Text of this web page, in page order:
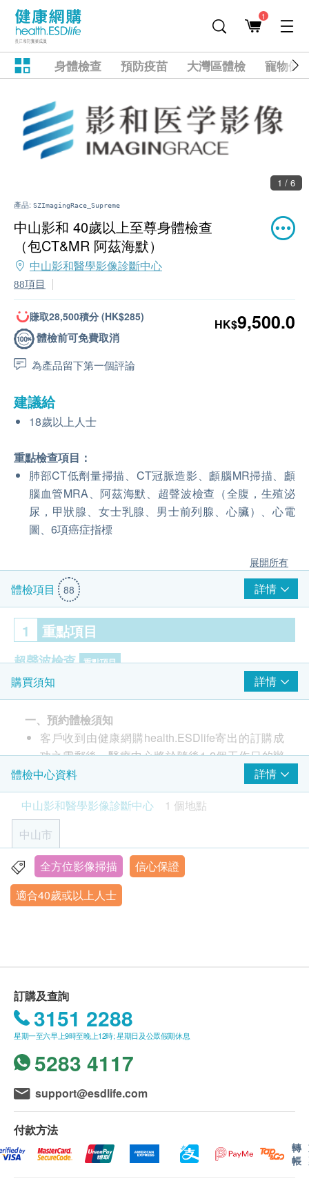
1
身體檢查 預防疫苗 大灣區體檢 寵物健
1 / 6
產品: SZImagingRace_Supreme
中山影和 40歲以上至尊身體檢查
（包CT&MR 阿茲海默）
中山影和醫學影像診斷中心
88項目
賺取28,500積分 (HK$285)
體檢前可免費取消
為產品留下第一個評論
HK$9,500.0
建議給
18歲以上人士
重點檢查項目：
肺部CT低劑量掃描、CT冠脈造影、顱腦MR掃描、顱
腦血管MRA、阿茲海默、超聲波檢查（全腹，生殖泌
尿，甲狀腺、女士乳腺、男士前列腺、心臟）、心電
圖、6項癌症指標
展開所有
體檢項目 88 詳情
1 重點項目
超聲波檢查 重點項目
甲狀腺超聲波
肝臟超聲波
膽臟超聲波
脾臟超聲波
胰臟超聲波
乳腺（雙側）超聲波 - 只限女士
盆腔 (子宮, 卵巢及膀胱) 超聲波 - 只限女士
泌尿系統（雙腎、輸尿管、膀胱、前列腺）超聲波- 只
限男士
頸動脈超聲波
心臟超聲波
血清鐵蛋白
總前列腺癌抗原 (只限男士)
游離前列腺癌抗原 (只限男士)
癌抗原 15.3 (乳房) - 只限女士
心臟檢查 重點項目
十二導聯心電圖
心腦血管疾病 重點項目
購買須知 詳情
一、預約體檢須知
客戶收到由健康網購health.ESDlife寄出的訂購成
功之電郵後，醫療中心將於隨後1-2個工作日的辦
公時間內，致電客戶預約身體檢查的時間及地點。
客戶亦可至少提前3個工作日聯絡醫療中心進行預
約（微信/WhatsApp：+852 92974697）。
客戶至現場後，醫療中心工作人員會核對客戶的姓
名、出生年月日、手機號及健康網購
health.ESDlife訂購成功之電郵。
訂單如需改期，請至少提前3個工作日聯絡醫療中
心（微信/WhatsApp：+852 92974697）。
中心可安排醫護人員陪同提供翻譯服務。
如果商戶頁面與體檢計劃頁面的繁體中文、簡體中
文、英文三個版本有任何抵觸或不相符之處，應以
簡體中文版本為準。
二、體檢報告領取和講解
擇以下途徑查看體檢報告：
1. 體檢報告完成後，醫療中心會發送提醒訊息提醒
客戶查看報告 。
2. 預留郵寄地址，醫療中心會在報告完成後郵寄，
郵費到付（可送到港澳地區）。
體檢中心資料
詳情
中山影和醫學影像診斷中心
1 個地點
中山市
中山市火炬開發區中山六路88號火炬大數據中心3棟1-3層
星期一至日︰8:00a.m. – 5:00p.m.
全方位影像掃描
信心保證
適合40歲或以上人士
訂購及查詢
3151 2288
星期一至六早上9時至晚上12時; 星期日及公眾假期休息
5283 4117
support@esdlife.com
付款方法
轉
帳